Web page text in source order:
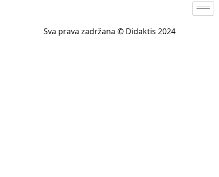
Sva prava zadržana © Didaktis 2024